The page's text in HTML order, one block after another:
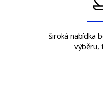
široká nabídka
výběru,